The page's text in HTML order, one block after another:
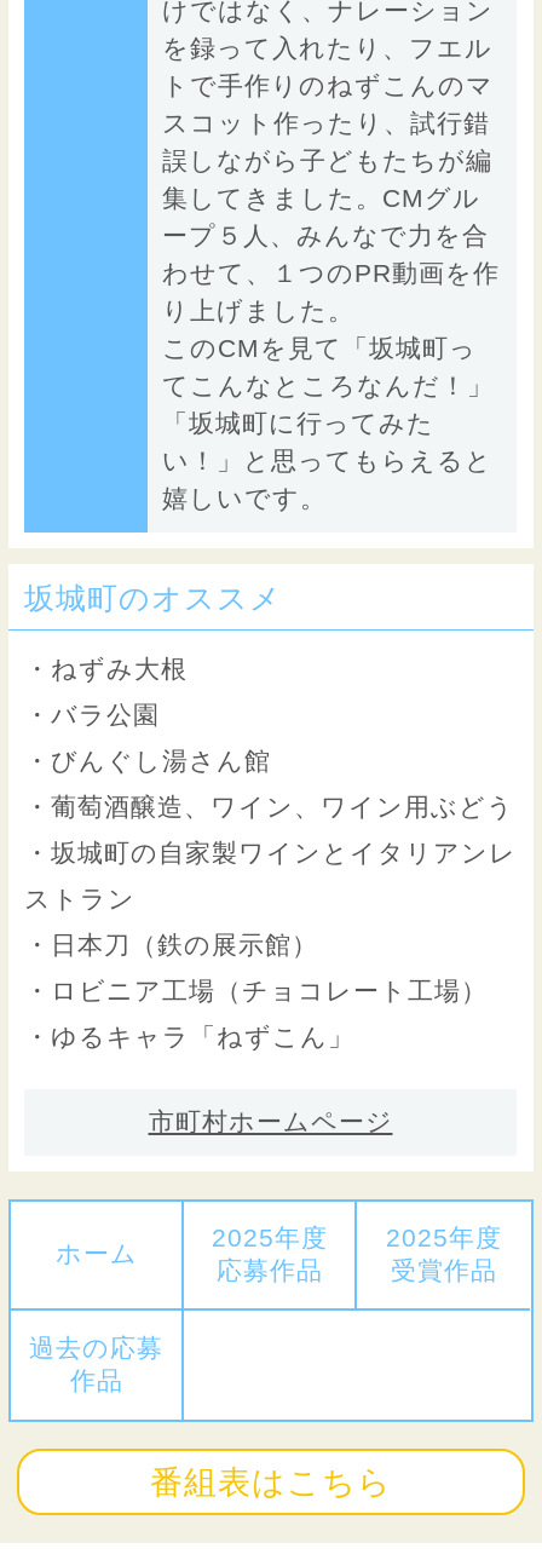
けではなく、ナレーション
を録って入れたり、フエル
トで手作りのねずこんのマ
スコット作ったり、試行錯
誤しながら子どもたちが編
集してきました。CMグル
ープ５人、みんなで力を合
わせて、１つのPR動画を作
り上げました。
このCMを見て「坂城町っ
てこんなところなんだ！」
「坂城町に行ってみた
い！」と思ってもらえると
嬉しいです。
坂城町のオススメ
・ねずみ大根
・バラ公園
・びんぐし湯さん館
・葡萄酒醸造、ワイン、ワイン用ぶどう
・坂城町の自家製ワインとイタリアンレ
ストラン
・日本刀（鉄の展示館）
・ロビニア工場（チョコレート工場）
・ゆるキャラ「ねずこん」
市町村ホームページ
ホーム
2025年度
応募作品
2025年度
受賞作品
過去の応募
作品
番組表はこちら